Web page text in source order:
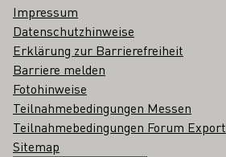
Impressum
Datenschutzhinweise
Erklärung zur Barrierefreiheit
Barriere melden
Fotohinweise
Teilnahmebedingungen Messen
Teilnahmebedingungen Forum Export
Sitemap